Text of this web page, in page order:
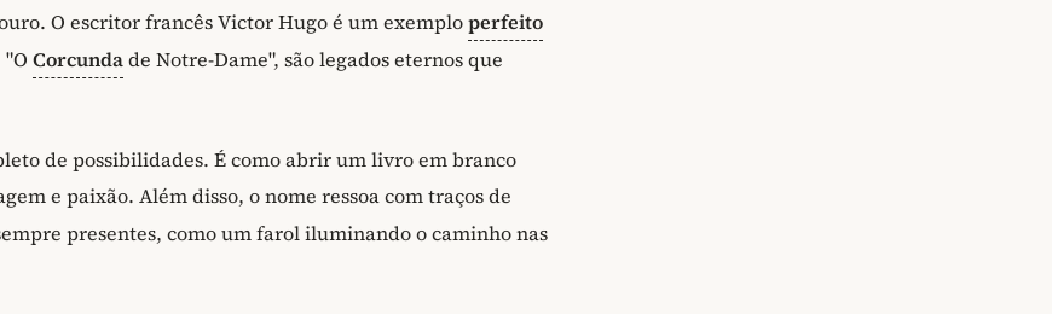
O escritor francês Victor Hugo é um exemploperfeito
Corcundade Notre-Dame", são legados eternos que
de possibilidades. É como abrir um livro em branco
e paixão. Além disso, o nome ressoa com traços de
presentes, como um farol iluminando o caminho nas